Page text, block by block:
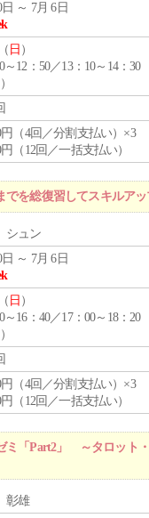
～ 7月 6日
日 ）
～12：50／13：10～14：30
円（4回／分割支払い）×3
円（12回／一括支払い）
でを総復習してスキルア
ュン
～ 7月 6日
日 ）
～16：40／17：00～18：20
円（4回／分割支払い）×3
円（12回／一括支払い）
ミ「Part2」 ～タロット
雄